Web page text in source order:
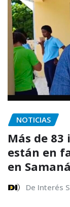
NOTICIAS
Más de
están en
en Samaná
De Interés